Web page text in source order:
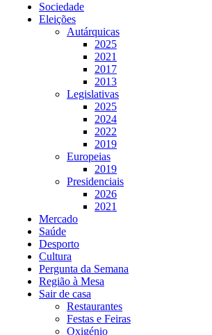
Sociedade
Eleições
Autárquicas
2025
2021
2017
2013
Legislativas
2025
2024
2022
2019
Europeias
2019
Presidenciais
2026
2021
Mercado
Saúde
Desporto
Cultura
Pergunta da Semana
Região à Mesa
Sair de casa
Restaurantes
Festas e Feiras
Oxigénio